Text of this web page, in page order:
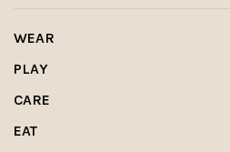
WEAR
PLAY
CARE
EAT